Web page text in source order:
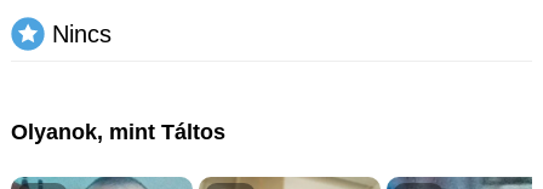
Nincs
Olyanok, mint Táltos